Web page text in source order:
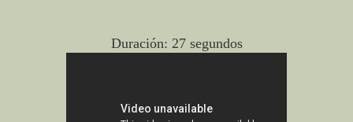
Duración: 27 segundos